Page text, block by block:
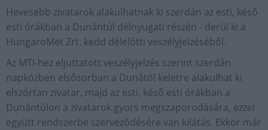
Hevesebb zivatarok alakulhatnak ki szerdán az esti, késő
esti órákban a Dunántúl délnyugati részén - derül ki a
HungaroMet Zrt. kedd délelőtti veszélyjelzéséből.
Az MTI-hez eljuttatott veszélyjelzés szerint szerdán
napközben elsősorban a Dunától keletre alakulhat ki
elszórtan zivatar, majd az esti, késő esti órákban a
Dunántúlon a zivatarok gyors megszaporodására, ezzel
együtt rendszerbe szerveződésére van kilátás. Ekkor már